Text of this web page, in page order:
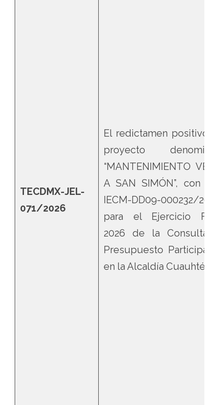
TECDMX-JEL-
071/2026
El redictamen positivo
proyecto
“MANTENIMIENTO
A SAN SIMÓN”, con
IECM-DD09-000232/26,
para el Ejercicio
2026 de la Consulta
Presupuesto
en la Alcaldía